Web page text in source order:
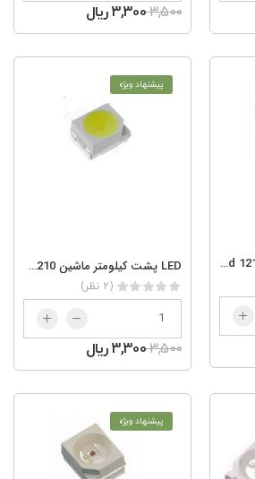
3,5003,300 ریال
LED پشت کیلومتر قرمز smd 1210
پیشنهاد ویژه
LED پشت کیلومتر ماشین smd 1210
(2 نظر)
3,5003,300 ریال
پیشنهاد ویژه